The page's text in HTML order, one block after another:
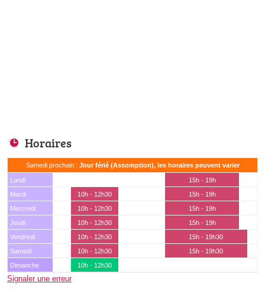
Horaires
Samedi prochain : Jour férié (Assomption), les horaires peuvent varier
Lundi
15h - 19h
Mardi
10h - 12h30
15h - 19h
Mercredi
10h - 12h30
15h - 19h
Jeudi
10h - 12h30
15h - 19h
Vendredi
10h - 12h30
15h - 19h30
Samedi
10h - 12h30
15h - 19h30
Dimanche
10h - 12h30
Signaler une erreur